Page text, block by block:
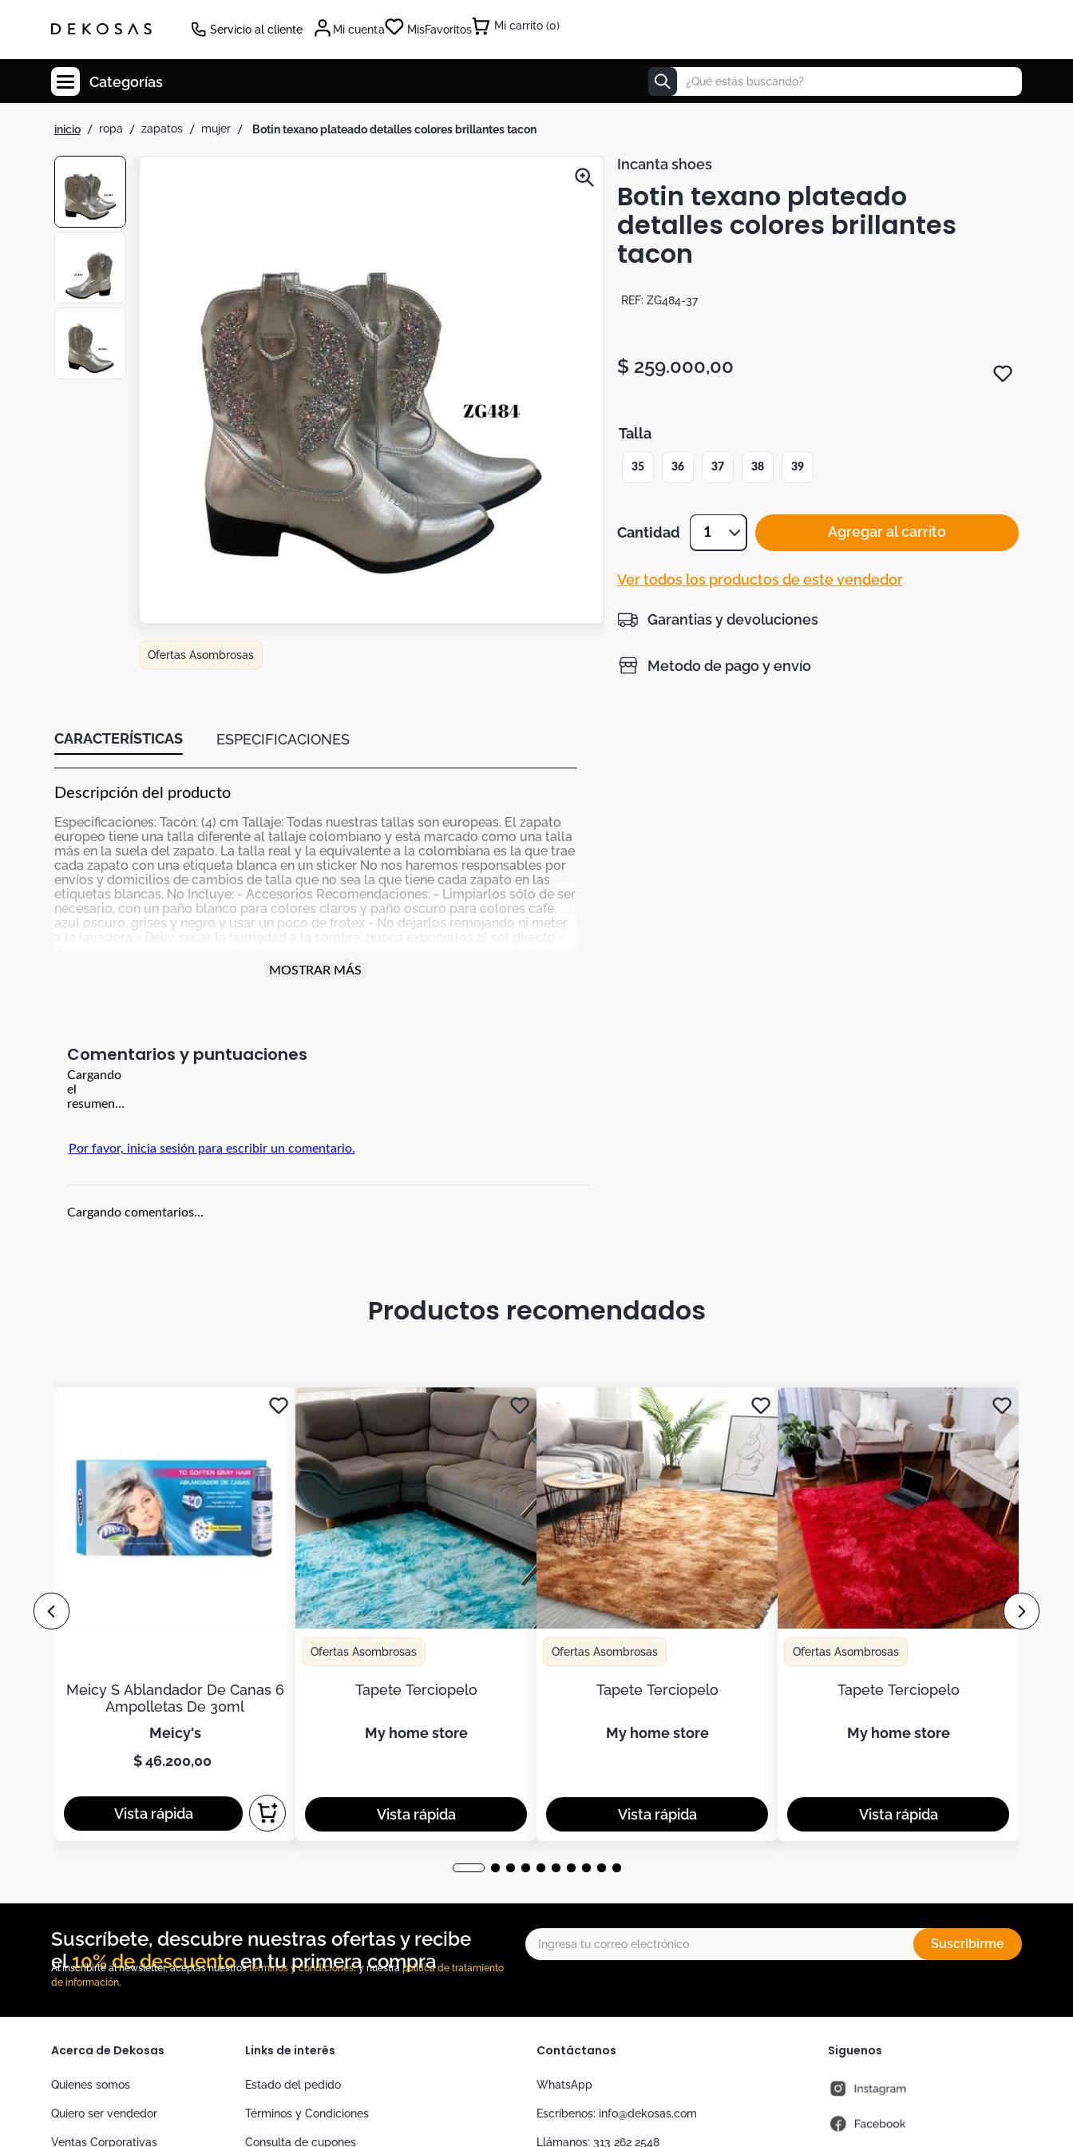
Servicio al cliente Mi cuenta MisFavoritos 0
Categorías ¿Qué estás buscando?
ropa zapatos mujer botin texano plateado detalles colores brillantes tacon
Ofertas Asombrosas
CARACTERÍSTICAS ESPECIFICACIONES
Descripción del producto
Especificaciones: Tacón: (4) cm Tallaje: Todas nuestras tallas son europeas. El zapato
europeo tiene una talla diferente al tallaje colombiano y está marcado como una talla
más en la suela del zapato. La talla real y la equivalente a la colombiana es la que trae
cada zapato con una etiqueta blanca en un sticker No nos haremos responsables por
envíos y domicilios de cambios de talla que no sea la que tiene cada zapato en las
etiquetas blancas. No Incluye: - Accesorios Recomendaciones: - Limpiarlos sólo de ser
necesario, con un paño blanco para colores claros y paño oscuro para colores café,
azul oscuro, grises y negro y usar un poco de frotex - No dejarlos remojando ni meter
a la lavadora - Dejar secar la humedad a la sombra, nunca exponerlos al sol directo -
actividad para proteger el producto (parte trasera, punta y tacón). - Debes tener
producto real. Los taches y apliques son accesorios de alto cuidado y buen uso por lo
cual NO tienen garantía.
MOSTRAR MÁS
Comentarios
Cargando
el
resumen…
Por favor, inicia sesión para escribir un comentario.
Cargando comentarios…
Incanta shoes
Botin texano plateado
detalles colores brillantes
tacon
REF: ZG484-37
$ 259.000,00
Talla
35 36 37 38 39
Cantidad 1 Agregar al carrito
Ver todos los productos de este vendedor
Garantias y devoluciones
Metodo de pago y envío
Productos recomendados
Meicy S Ablandador De Canas 6
Ampolletas De 30ml
meicy's
$ 46.200,00
Ofertas Asombrosas
Tapete Terciopelo
my home store
Ofertas Asombrosas
Tapete Terciopelo
my home store
Ofertas Asombrosas
Tapete Terciopelo
my home store
10% de descuento
Suscribirme
Al inscribirte al newsletter, aceptas nuestrostérminos y condiciones, y nuestra política de tratamiento
de información.
Acerca de Dekosas
Quienes somos
Quiero ser vendedor
Ventas Corporativas
Links de interés
Estado del pedido
Términos y Condiciones
Consulta de cupones
Contáctanos
WhatsApp
Escríbenos: info@dekosas.com
Llámanos: 313 262 2548
Siguenos
instagram
fb
Cuadros
Cuadro
Sillas
Duvet
Botas
Dko